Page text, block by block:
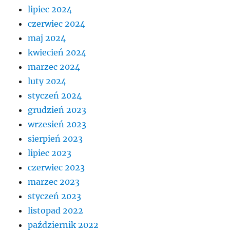
lipiec 2024
czerwiec 2024
maj 2024
kwiecień 2024
marzec 2024
luty 2024
styczeń 2024
grudzień 2023
wrzesień 2023
sierpień 2023
lipiec 2023
czerwiec 2023
marzec 2023
styczeń 2023
listopad 2022
październik 2022